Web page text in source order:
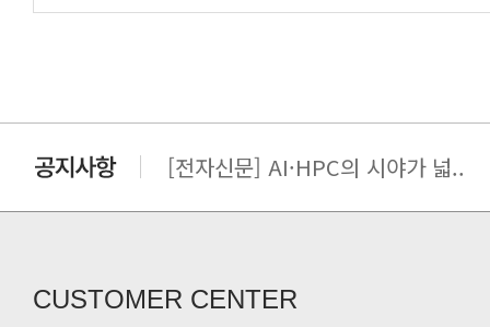
[전자신문] AI·HPC의 시야가 넓..
[전자신문] “민감 데이터도 안심하
CUSTOMER CENTER